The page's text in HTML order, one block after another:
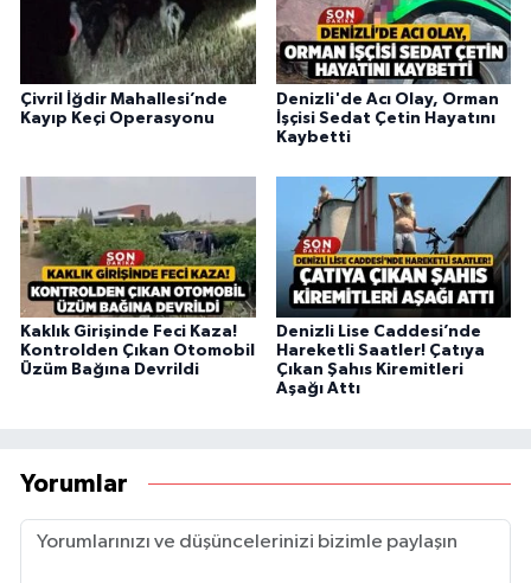
Çivril İğdir Mahallesi’nde
Kayıp Keçi Operasyonu
Denizli'de Acı Olay, Orman
İşçisi Sedat Çetin Hayatını
Kaybetti
Kaklık Girişinde Feci Kaza!
Kontrolden Çıkan Otomobil
Üzüm Bağına Devrildi
Denizli Lise Caddesi’nde
Hareketli Saatler! Çatıya
Çıkan Şahıs Kiremitleri
Aşağı Attı
Yorumlar